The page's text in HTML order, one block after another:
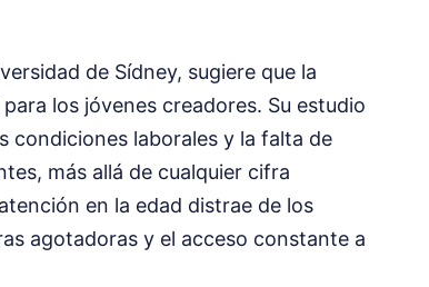
de Sídney, sugiere que la
los jóvenes creadores. Su estudio
condiciones laborales y la falta de
más allá de cualquier cifra
en la edad distrae de los
agotadoras y el acceso constante a